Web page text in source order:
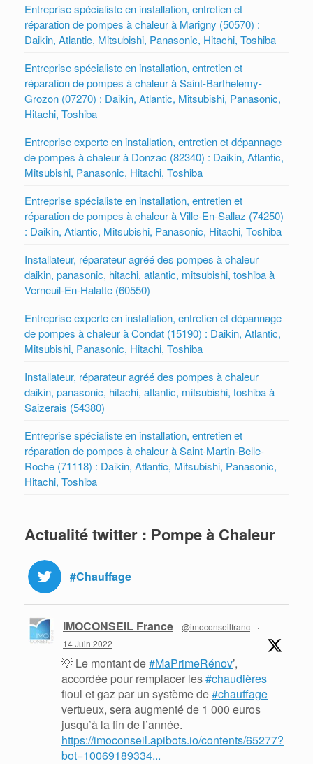
Entreprise spécialiste en installation, entretien et
réparation de pompes à chaleur à Marigny (50570) :
Daikin, Atlantic, Mitsubishi, Panasonic, Hitachi, Toshiba
Entreprise spécialiste en installation, entretien et
réparation de pompes à chaleur à Saint-Barthelemy-
Grozon (07270) : Daikin, Atlantic, Mitsubishi, Panasonic,
Hitachi, Toshiba
Entreprise experte en installation, entretien et dépannage
de pompes à chaleur à Donzac (82340) : Daikin, Atlantic,
Mitsubishi, Panasonic, Hitachi, Toshiba
Entreprise spécialiste en installation, entretien et
réparation de pompes à chaleur à Ville-En-Sallaz (74250)
: Daikin, Atlantic, Mitsubishi, Panasonic, Hitachi, Toshiba
Installateur, réparateur agréé des pompes à chaleur
daikin, panasonic, hitachi, atlantic, mitsubishi, toshiba à
Verneuil-En-Halatte (60550)
Entreprise experte en installation, entretien et dépannage
de pompes à chaleur à Condat (15190) : Daikin, Atlantic,
Mitsubishi, Panasonic, Hitachi, Toshiba
Installateur, réparateur agréé des pompes à chaleur
daikin, panasonic, hitachi, atlantic, mitsubishi, toshiba à
Saizerais (54380)
Entreprise spécialiste en installation, entretien et
réparation de pompes à chaleur à Saint-Martin-Belle-
Roche (71118) : Daikin, Atlantic, Mitsubishi, Panasonic,
Hitachi, Toshiba
Actualité twitter : Pompe à Chaleur
#Chauffage
IMOCONSEIL France @imoconseilfranc
·
14 Juin 2022
💡 Le montant de#MaPrimeRénov’,
accordée pour remplacer les#chaudières
fioul et gaz par un système de#chauffage
vertueux, sera augmenté de 1 000 euros
jusqu’à la fin de l’année.
https://imoconseil.apibots.io/contents/65277?
bot=10069189334...